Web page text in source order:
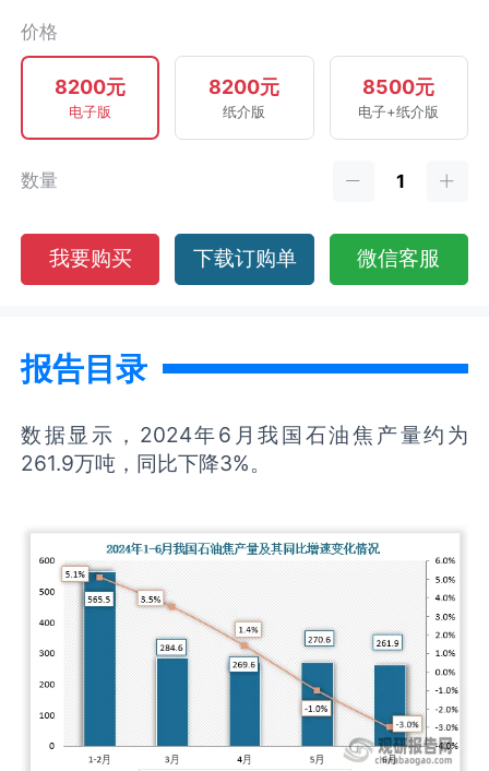
价格
8200元
电子版
8200元
纸介版
8500元
电子+纸介版
数量
我要购买 下载订购单 微信客服
报告目录
数据显示，2024年6月我国石油焦产量约为
261.9万吨，同比下降3%。